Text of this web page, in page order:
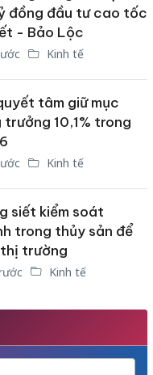
đồng đầu tư cao tốc
- Bảo Lộc
Kinh tế
tâm giữ mục
10,1% trong
Kinh tế
siết kiểm soát
trong thủy sản để
trường
Kinh tế